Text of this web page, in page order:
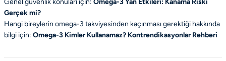
Gerçek mi?
Hangi bireylerin omega-3 takviyesinden kaçınması gerektiği hakkında
bilgi için: Omega-3 Kimler Kullanamaz? Kontrendikasyonlar Rehberi